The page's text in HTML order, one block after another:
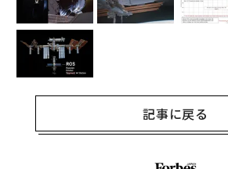
記事に戻る